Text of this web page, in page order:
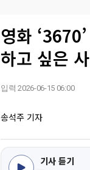
영화
하고 싶은
입력 2026-06-15 06:00
송석주 기자
기사 듣기